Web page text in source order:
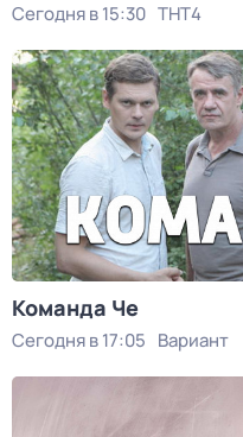
Сегодня в 15:30 ТНТ4
Команда Че
Сегодня в 17:05 Вариант